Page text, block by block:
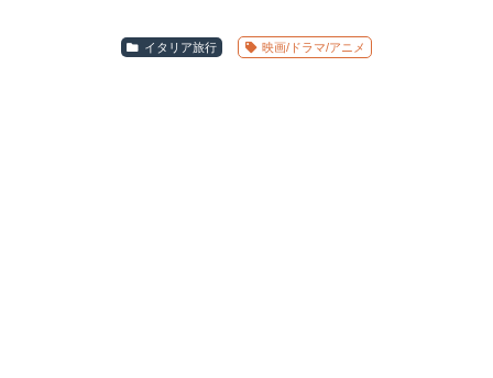
イタリア旅行 映画/ドラマ/アニメ